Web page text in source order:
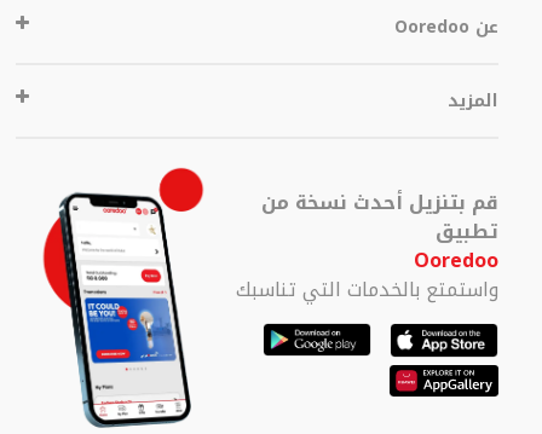
عن Ooredoo
المزيد
قم بتنزيل أحدث نسخة من
تطبيق
Ooredoo
واستمتع بالخدمات التي تناسبك